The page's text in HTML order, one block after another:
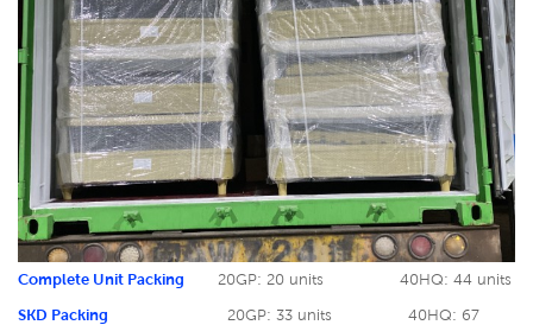
Complete Unit Packing 20GP: 20 units
40HQ: 44 units
SKD Packing
20GP: 33 units
40HQ: 67